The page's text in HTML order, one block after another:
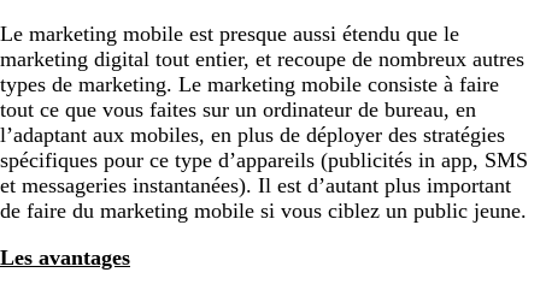
Le marketing mobile est presque aussi étendu que le
marketing digital tout entier, et recoupe de nombreux autres
types de marketing. Le marketing mobile consiste à faire
tout ce que vous faites sur un ordinateur de bureau, en
l’adaptant aux mobiles, en plus de déployer des stratégies
spécifiques pour ce type d’appareils (publicités in app, SMS
et messageries instantanées). Il est d’autant plus important
de faire du marketing mobile si vous ciblez un public jeune.
Les avantages